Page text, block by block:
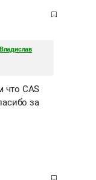
что CAS
за